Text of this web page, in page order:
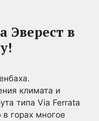
Эверест в
климата и
типа Via Ferrata
в горах многое